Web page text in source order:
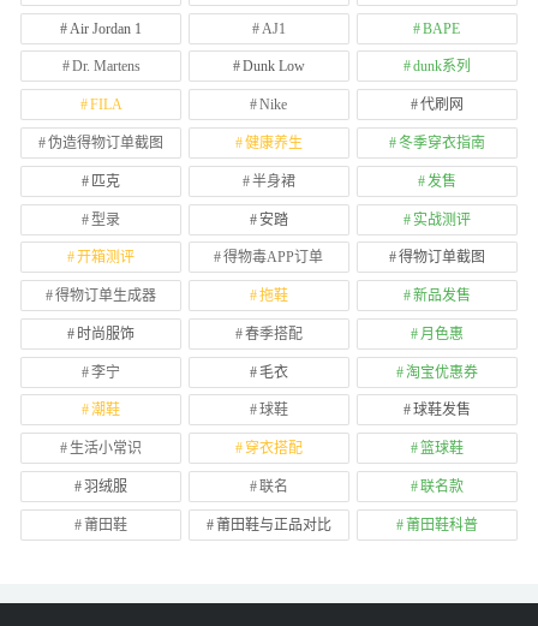
Air Jordan 1 AJ1 BAPE
Dr. Martens Dunk Low dunk系列
FILA Nike 代刷网
伪造得物订单截图 健康养生 冬季穿衣指南
匹克 半身裙 发售
型录 安踏 实战测评
开箱测评 得物毒APP订单 得物订单截图
得物订单生成器 拖鞋 新品发售
时尚服饰 春季搭配 月色惠
李宁 毛衣 淘宝优惠券
潮鞋 球鞋 球鞋发售
生活小常识 穿衣搭配 篮球鞋
羽绒服 联名 联名款
莆田鞋 莆田鞋与正品对比 莆田鞋科普